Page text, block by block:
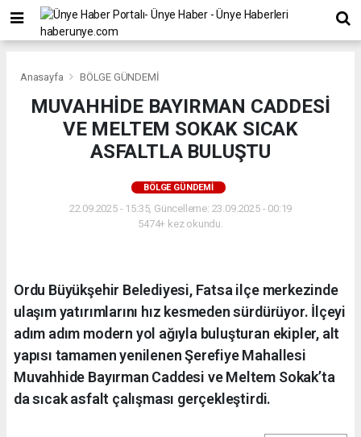
Anasayfa BÖLGE GÜNDEMİ
MUVAHHİDE BAYIRMAN CADDESİ
VE MELTEM SOKAK SICAK
ASFALTLA BULUŞTU
BÖLGE GÜNDEMİ
22.09.2025 - 15:35, Güncelleme: 23.09.2025 - 00:19
5474+ kez okundu.
Ordu Büyükşehir Belediyesi, Fatsa ilçe merkezinde
ulaşım yatırımlarını hız kesmeden sürdürüyor. İlçeyi
adım adım modern yol ağıyla buluşturan ekipler, alt
yapısı tamamen yenilenen Şerefiye Mahallesi
Muvahhide Bayırman Caddesi ve Meltem Sokak’ta
da sıcak asfalt çalışması gerçekleştirdi.